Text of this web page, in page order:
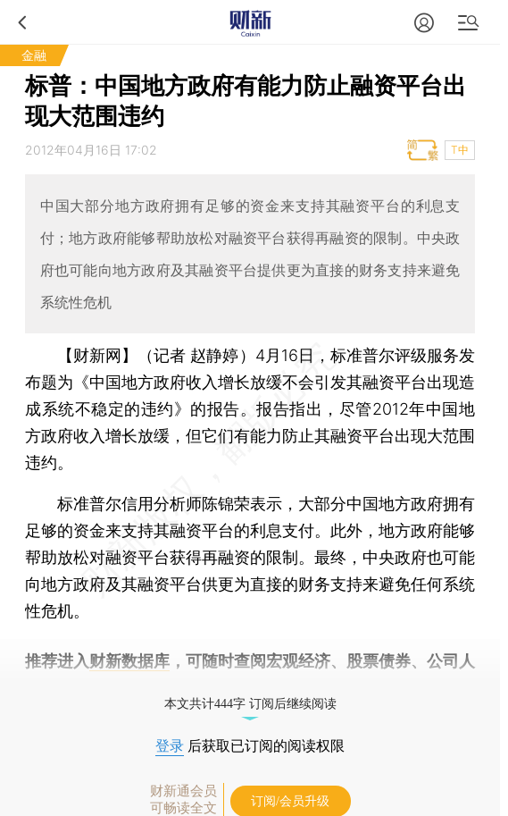
金融
标普：中国地方政府有能力防止融资平台出
现大范围违约
2012年04月16日 17:02 T中
中国大部分地方政府拥有足够的资金来支持其融资平台的利息支
付；地方政府能够帮助放松对融资平台获得再融资的限制。中央政
府也可能向地方政府及其融资平台提供更为直接的财务支持来避免
系统性危机
【财新网】（记者 赵静婷） 4月16日，标准普尔评级服务发
布题为《中国地方政府收入增长放缓不会引发其融资平台出现造
成系统不稳定的违约》的报告。报告指出，尽管2012年中国地
方政府收入增长放缓，但它们有能力防止其融资平台出现大范围
违约。
标准普尔信用分析师陈锦荣表示，大部分中国地方政府拥有
足够的资金来支持其融资平台的利息支付。此外，地方政府能够
帮助放松对融资平台获得再融资的限制。最终，中央政府也可能
向地方政府及其融资平台供更为直接的财务支持来避免任何系统
性危机。
推荐进入财新数据库 ，可随时查阅宏观经济、股票债券、公司人
本文共计444字 订阅后继续阅读
登录 后获取已订阅的阅读权限
财新通会员
可畅读全文
订阅/会员升级